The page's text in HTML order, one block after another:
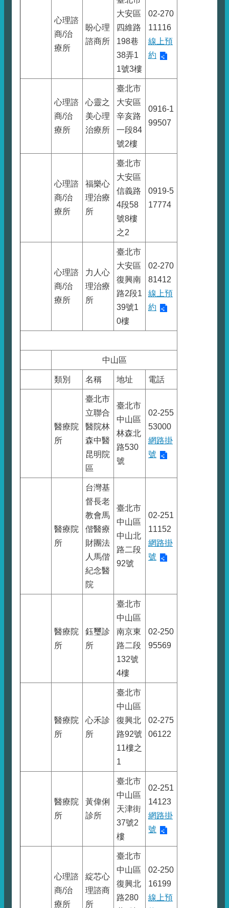
心理諮
商/治
療所
盼心理
諮商所
大安區
四維路
198巷
38弄1
1號3樓
02-270
11116
線上預
約
心理諮
商/治
療所
心靈之
美心理
治療所
臺北市
大安區
辛亥路
一段84
號2樓
0916-1
99507
心理諮
商/治
療所
福樂心
理治療
所
臺北市
大安區
信義路
4段58
號8樓
之2
0919-5
17774
心理諮
商/治
療所
力人心
理治療
所
臺北市
大安區
復興南
路2段1
39號1
0樓
02-270
81412
線上預
約
中山區
類別 名稱 地址 電話
醫療院
所
臺北市
立聯合
醫院林
森中醫
昆明院
區
臺北市
中山區
林森北
路530
號
02-255
53000
網路掛
號
醫療院
所
台灣基
督長老
教會馬
偕醫療
財團法
人馬偕
紀念醫
院
臺北市
中山區
中山北
路二段
92號
02-251
11152
網路掛
號
醫療院
所
鈺璽診
所
臺北市
中山區
南京東
路二段
132號
4樓
02-250
95569
醫療院
所
心禾診
所
臺北市
中山區
復興北
路92號
11樓之
1
02-275
06122
醫療院
所
黃偉俐
診所
臺北市
中山區
天津街
37號2
樓
02-251
14123
網路掛
號
心理諮
商/治
療所
綻芯心
理諮商
所
臺北市
中山區
復興北
路280
02-250
16199
線上預